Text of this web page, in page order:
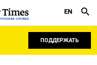
РУССКАЯ СЛУЖБА
EN
ПОДДЕРЖАТЬ